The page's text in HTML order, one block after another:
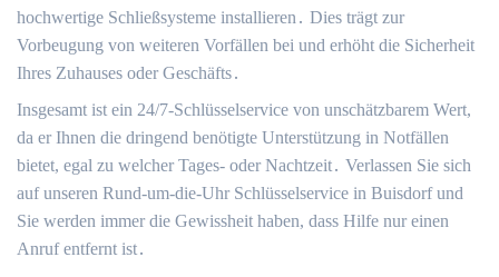
hochwertige Schließsysteme installieren․ Dies trägt zur
Vorbeugung von weiteren Vorfällen bei und erhöht die Sicherheit
Ihres Zuhauses oder Geschäfts․
Insgesamt ist ein 24/7-Schlüsselservice von unschätzbarem Wert,
da er Ihnen die dringend benötigte Unterstützung in Notfällen
bietet, egal zu welcher Tages- oder Nachtzeit․ Verlassen Sie sich
auf unseren Rund-um-die-Uhr Schlüsselservice in Buisdorf und
Sie werden immer die Gewissheit haben, dass Hilfe nur einen
Anruf entfernt ist․